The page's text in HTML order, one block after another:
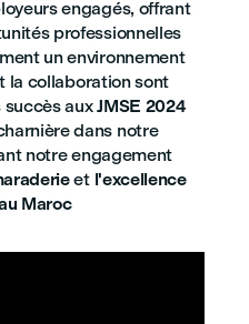
engagés, offrant
professionnelles
un environnement
la collaboration sont
succès auxJMSE 2024
dans notre
notre engagement
et l'excellence
Maroc